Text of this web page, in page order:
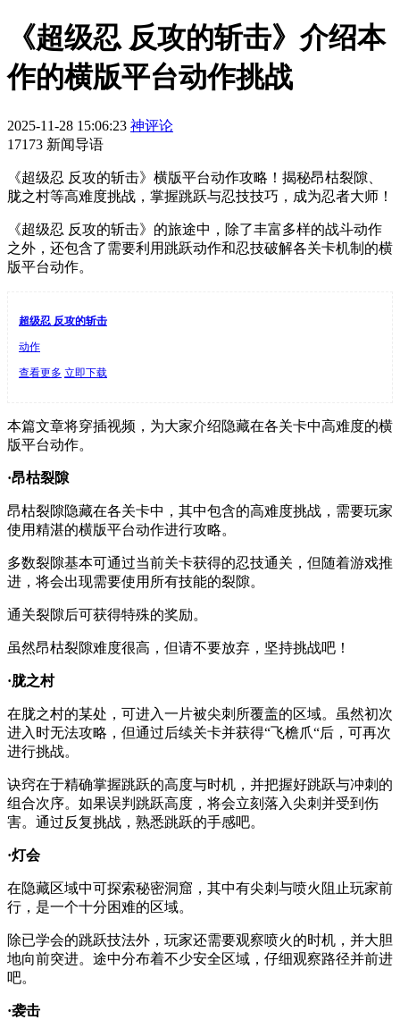
《超级忍 反攻的斩击》介绍本
作的横版平台动作挑战
2025-11-28 15:06:23 神评论
17173 新闻导语
《超级忍 反攻的斩击》横版平台动作攻略！揭秘昂枯裂隙、
胧之村等高难度挑战，掌握跳跃与忍技技巧，成为忍者大师！
《超级忍 反攻的斩击》的旅途中，除了丰富多样的战斗动作
之外，还包含了需要利用跳跃动作和忍技破解各关卡机制的横
版平台动作。
超级忍 反攻的斩击
动作
查看更多 立即下载
本篇文章将穿插视频，为大家介绍隐藏在各关卡中高难度的横
版平台动作。
·昂枯裂隙
昂枯裂隙隐藏在各关卡中，其中包含的高难度挑战，需要玩家
使用精湛的横版平台动作进行攻略。
多数裂隙基本可通过当前关卡获得的忍技通关，但随着游戏推
进，将会出现需要使用所有技能的裂隙。
通关裂隙后可获得特殊的奖励。
虽然昂枯裂隙难度很高，但请不要放弃，坚持挑战吧！
·胧之村
在胧之村的某处，可进入一片被尖刺所覆盖的区域。虽然初次
进入时无法攻略，但通过后续关卡并获得“飞檐爪“后，可再次
进行挑战。
诀窍在于精确掌握跳跃的高度与时机，并把握好跳跃与冲刺的
组合次序。如果误判跳跃高度，将会立刻落入尖刺并受到伤
害。通过反复挑战，熟悉跳跃的手感吧。
·灯会
在隐藏区域中可探索秘密洞窟，其中有尖刺与喷火阻止玩家前
行，是一个十分困难的区域。
除已学会的跳跃技法外，玩家还需要观察喷火的时机，并大胆
地向前突进。途中分布着不少安全区域，仔细观察路径并前进
吧。
·袭击